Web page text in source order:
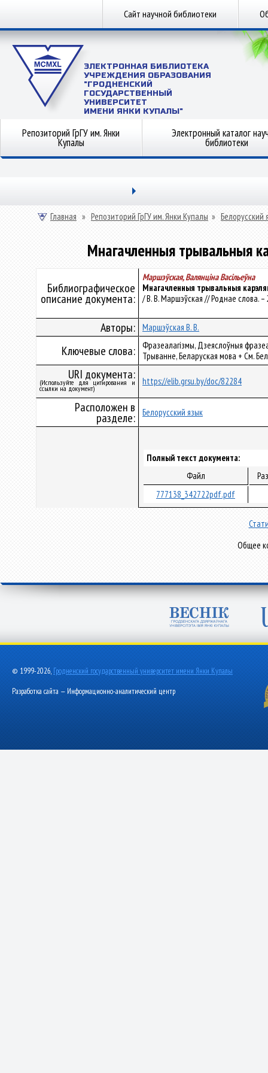
Сайт научной библиотеки
ЭЛЕКТРОННАЯ БИБЛИОТЕКА
УЧРЕЖДЕНИЯ ОБРАЗОВАНИЯ
"ГРОДНЕНСКИЙ
ГОСУДАРСТВЕННЫЙ
УНИВЕРСИТЕТ
ИМЕНИ ЯНКИ КУПАЛЫ"
Репозиторий ГрГУ им. Янки
Купалы
Электронный каталог
библиотеки
Главная » Репозиторий ГрГУ им. Янки Купалы » Белорусский
Мнагачленныя трывальныя
Библиографическое
описание документа:
Маршэўская, Валянцiна Васiльеўна
Мнагачленныя трывальныя
/ В. В. Маршэўская // Роднае слова.
Авторы: Маршэўская В. В.
Ключевые слова:
Фразеалагізмы, Дзеяслоўныя
Трыванне, Беларуская мова + См.
URI документа:
(Используйте для цитирования и
ссылки на документ)
https://elib.grsu.by/doc/82284
Расположен в
разделе: Белорусский язык
Полный текст документа:
Файл
777138_342722pdf.pdf
Общее
© 1999-2026, Гродненский государственный университет имени Янки Купалы
Разработка сайта — Информационно-аналитический центр